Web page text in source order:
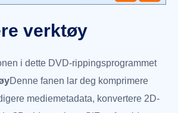
verktøy
i dette DVD-rippingsprogrammet
Denne fanen lar deg komprimere
mediemetadata, konvertere 2D-